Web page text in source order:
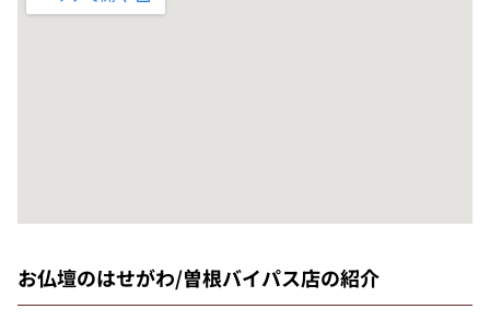
お仏壇のはせがわ/曽根バイパス店の紹介